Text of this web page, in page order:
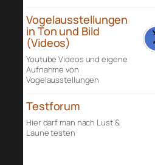
Vogelausstellungen
in Ton und Bild
(Videos)
Youtube Videos und eigene
Aufnahme von
Vogelausstellungen
Testforum
Hier darf man nach Lust &
Laune testen